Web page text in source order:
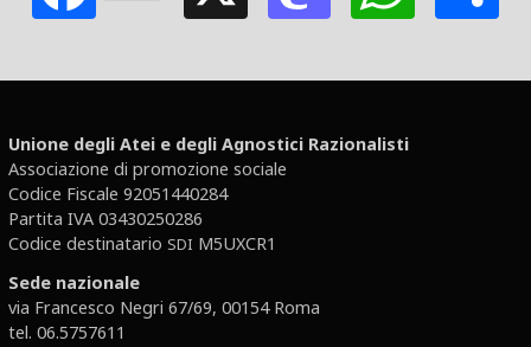
Unione degli Atei e degli Agnostici Razionalisti
Associazione di promozione sociale
Codice Fiscale 92051440284
Partita IVA 03430250286
Codice destinatario SDI M5UXCR1
Sede nazionale
via Francesco Negri 67/69, 00154 Roma
tel. 06.5757611